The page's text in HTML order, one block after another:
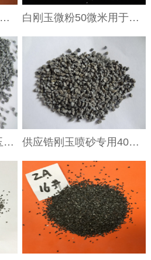
烧结陶瓷用刚玉砂白刚玉100目白色金刚砂100目 白刚玉微粉50微米用于牙科喷涂粉用白刚玉微粉W50
钢纸磨片用ZA40锆刚玉涂附磨具锆刚玉粒度砂锆刚玉粒度砂 供应锆刚玉喷砂专用40含量锆道轨磨专用人造磨料